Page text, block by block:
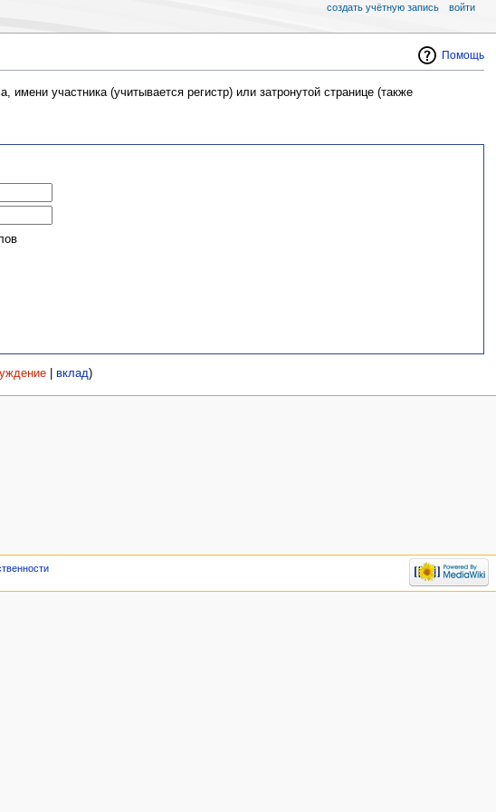
Помощь
участника (учитывается регистр) или затронутой странице (также
| вклад)
создать учётную запись войти